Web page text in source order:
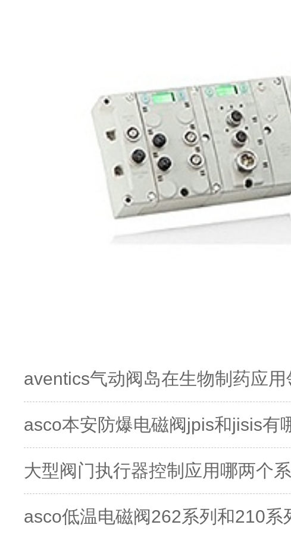
aventics气动阀岛在生物制药应
asco本安防爆电磁阀jpis和jisis有
大型阀门执行器控制应用哪两个
asco低温电磁阀262系列和210系